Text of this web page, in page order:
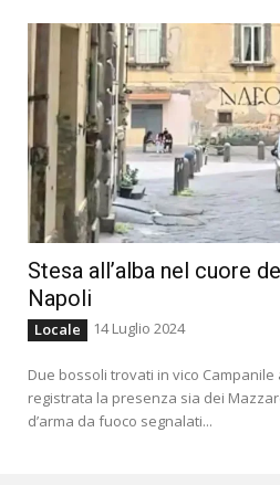
Stesa all’alba nel cuore
Napoli
Locale 14 Luglio 2024
Due bossoli trovati in vico
registrata la presenza sia dei
d’arma da fuoco segnalati...